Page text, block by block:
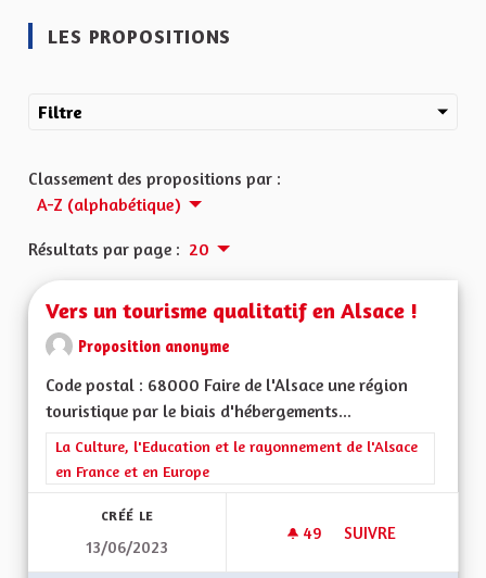
LES PROPOSITIONS
Filtre
Classement des propositions par :
A-Z (alphabétique)
Résultats par page : 20
Vers un tourisme qualitatif en Alsace !
Proposition anonyme
Code postal : 68000 Faire de l'Alsace une région
touristique par le biais d'hébergements...
Filtrer les résultats de la catégorie : La Culture, l'Education et
La Culture, l'Education et le rayonnement de l'Alsace
en France et en Europe
CRÉÉ LE
13/06/2023
49 49 ABONNÉS
SUIVRE